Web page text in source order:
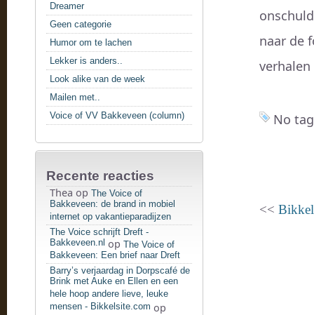
Dreamer
Geen categorie
Humor om te lachen
Lekker is anders..
Look alike van de week
Mailen met..
Voice of VV Bakkeveen (column)
Recente reacties
Thea op The Voice of
Bakkeveen: de brand in mobiel
internet op vakantieparadijzen
The Voice schrijft Dreft -
Bakkeveen.nl op The Voice of
Bakkeveen: Een brief naar Dreft
Barry’s verjaardag in Dorpscafé de
Brink met Auke en Ellen en een
hele hoop andere lieve, leuke
mensen - Bikkelsite.com op
naar de
verhalen
No
<<